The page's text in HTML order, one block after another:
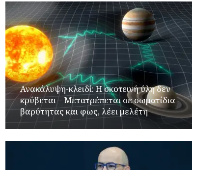
Ανακάλυψη-κλειδί: Η σκοτεινή ύλη δεν
κρύβεται – Μετατρέπεται σε σωματίδια
βαρύτητας και φως, λέει μελέτη